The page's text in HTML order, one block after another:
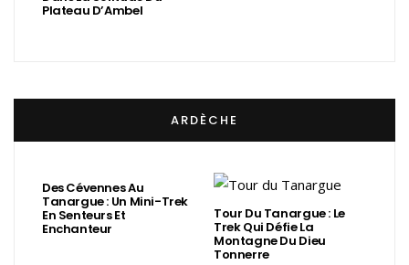
Plateau D’Ambel
ARDÈCHE
Des Cévennes Au
Tanargue : Un Mini-Trek
En Senteurs Et
Enchanteur
Tour Du Tanargue : Le
Trek Qui Défie La
Montagne Du Dieu
Tonnerre